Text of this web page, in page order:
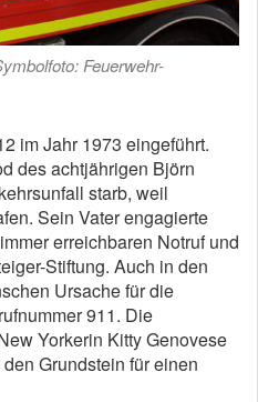
Feuerwehr-
im Jahr 1973 eingeführt.
des achtjährigen Björn
starb, weil
Sein Vater engagierte
erreichbaren Notruf und
Stiftung. Auch in den
Ursache für die
911. Die
Yorkerin Kitty Genovese
Grundstein für einen